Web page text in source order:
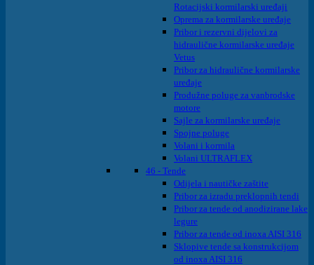
Rotacijski kormilarski uređaji
Oprema za kormilarske uređaje
Pribor i rezervni dijelovi za
hidraulične kormilarske uređaje
Vetus
Pribor za hidraulične kormilarske
uređaje
Produžne poluge za vanbrodske
motore
Sajle za kormilarske uređaje
Spojne poluge
Volani i kormila
Volani ULTRAFLEX
46 - Tende
Odijela i nautičke zaštite
Pribor za izradu preklopnih tendi
Pribor za tende od anodizirane lake
legure
Pribor za tende od inoxa AISI 316
Sklopive tende sa konstrukcijom
od inoxa AISI 316